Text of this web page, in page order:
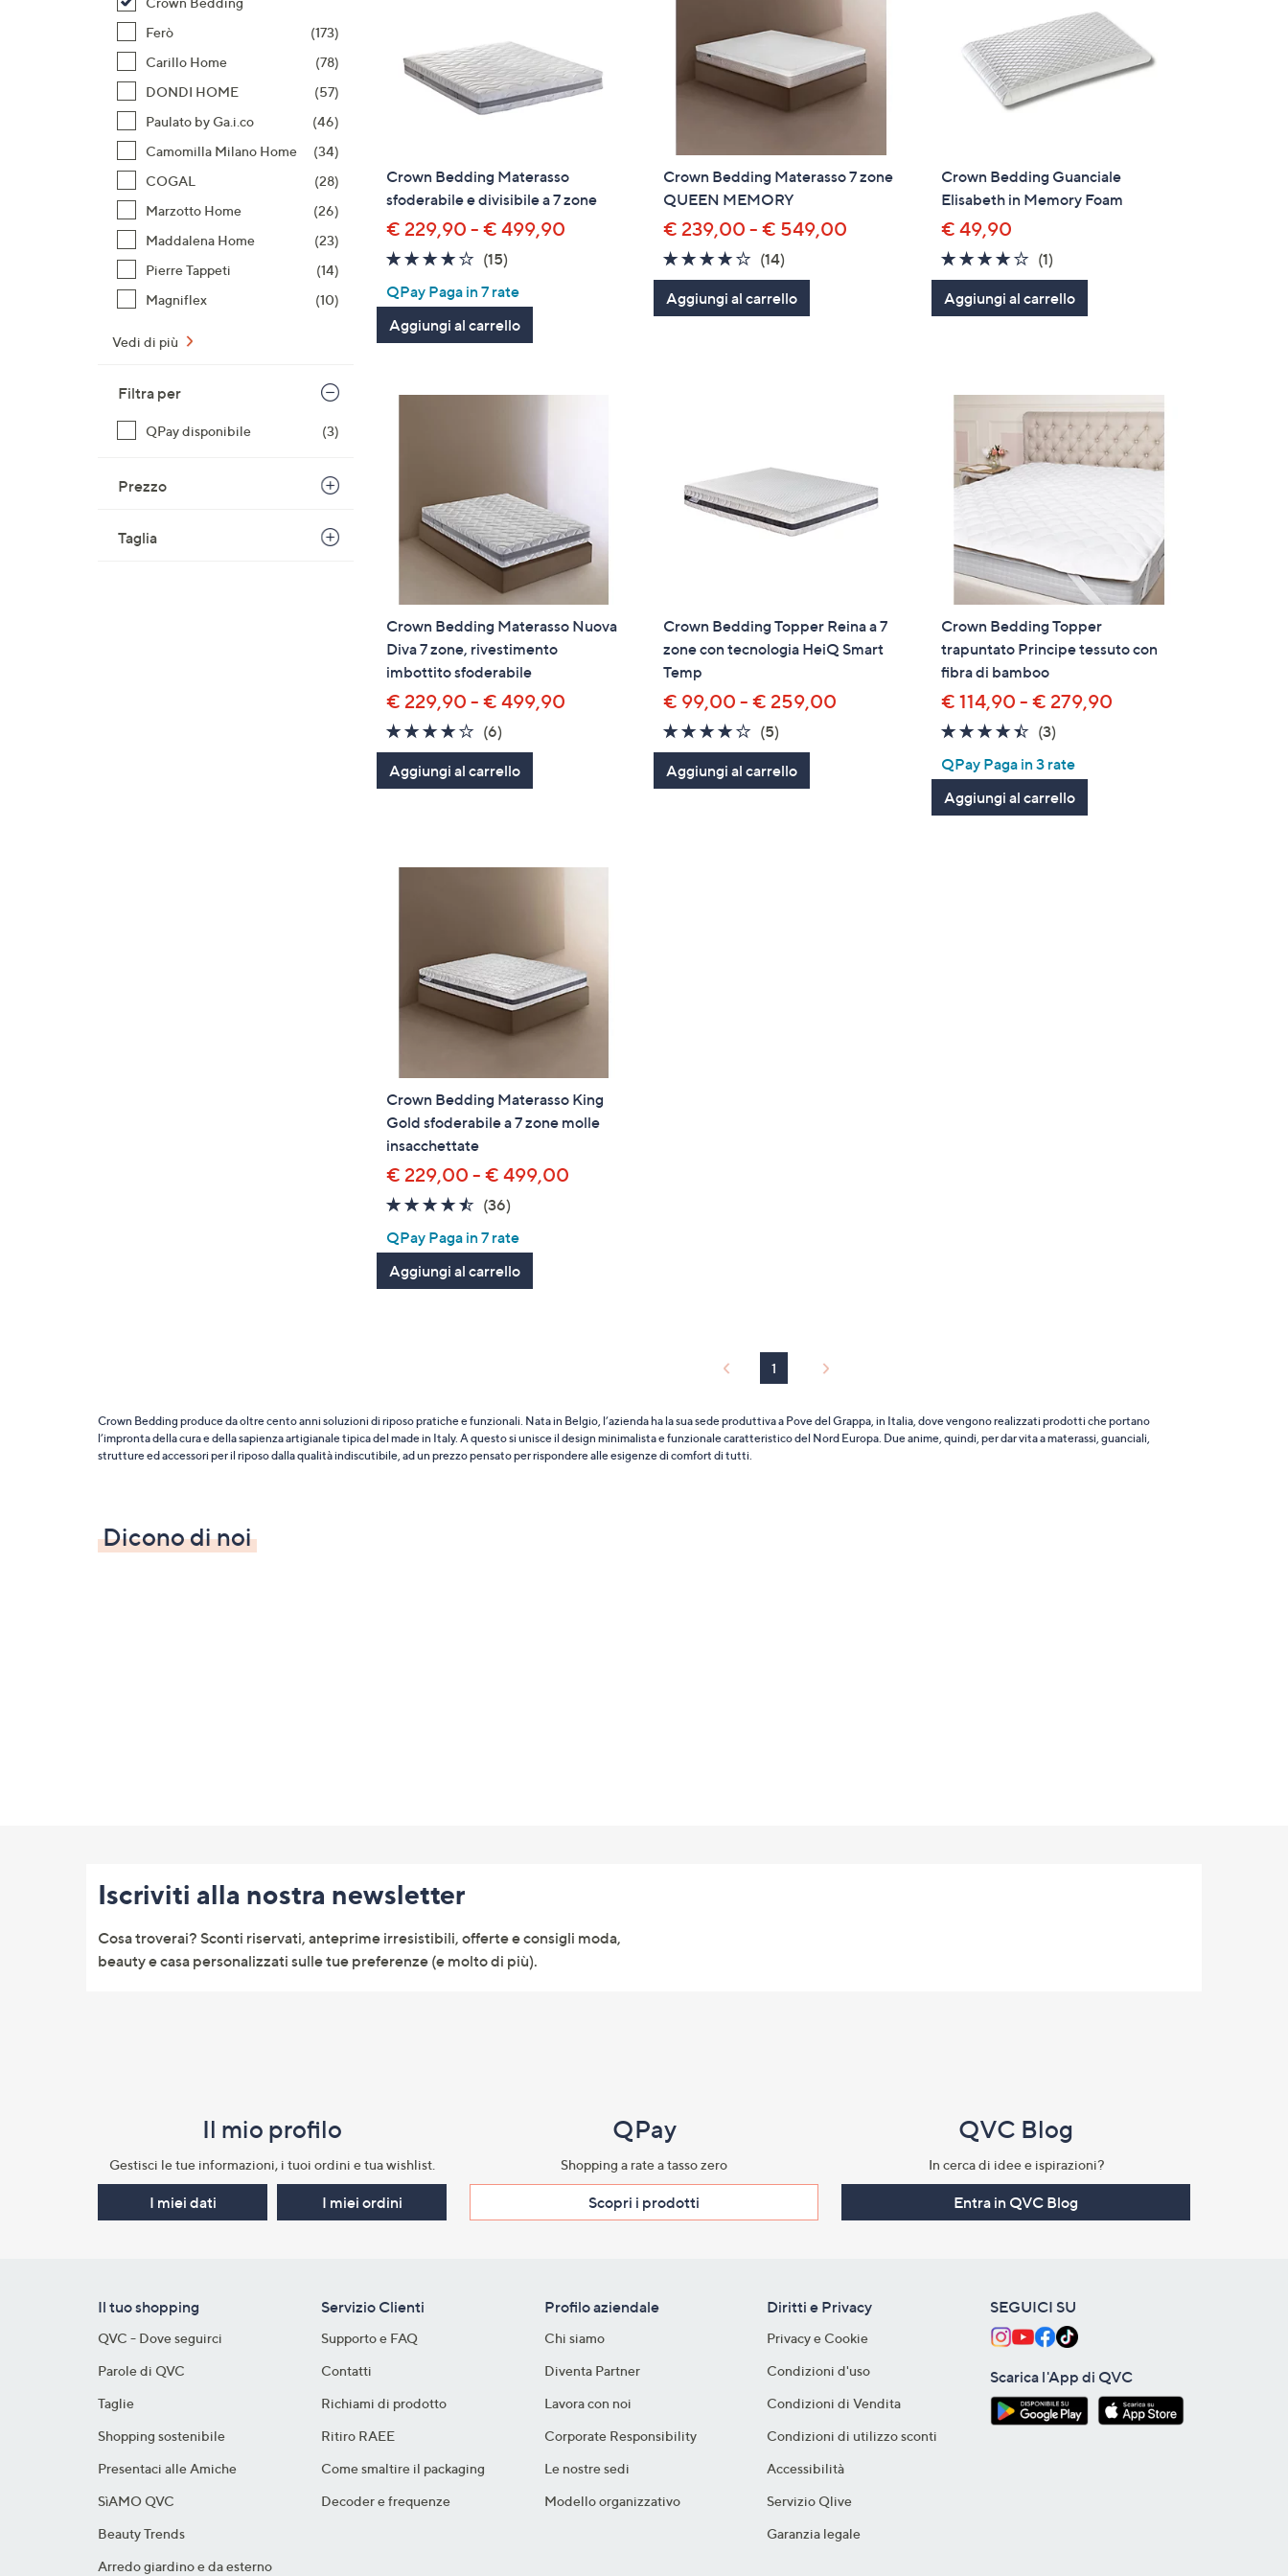
Ferò
(173)
Carillo Home
(78)
DONDI HOME
(57)
Paulato by Ga.i.co
(46)
Camomilla Milano Home
(34)
COGAL
(28)
Marzotto Home
(26)
Maddalena Home
(23)
Pierre Tappeti
(14)
Magniflex
(10)
Vedi di più
Filtra per
QPay disponibile (3)
Prezzo
Taglia
Crown Bedding Materasso
sfoderabile e divisibile a 7 zone
€ 229,90 - € 499,90
3.9
5
Stars
(15)15
QPay Paga in 7 rate
Aggiungi al carrello
Crown Bedding Materasso 7 zone
QUEEN MEMORY
€ 239,00 - € 549,00
4.1
of
5
(14)
Recensioni
Aggiungi al carrello
Crown Bedding Guanciale
Elisabeth in Memory Foam
€ 49,90
4.0
of
5
(1)
Recensioni
Aggiungi al carrello
Crown Bedding Materasso Nuova
Diva 7 zone, rivestimento
imbottito sfoderabile
€ 229,90 - € 499,90
3.7
of
5
(6)6
Recensioni
Aggiungi al carrello
Crown Bedding Topper Reina a 7
zone con tecnologia HeiQ Smart
Temp
€ 99,00 - € 259,00
3.8
of
5
(5)
Recensioni
Aggiungi al carrello
Crown Bedding Topper
trapuntato Principe tessuto con
fibra di bamboo
€ 114,90 - € 279,90
4.3
5
Stars
(3)
QPay Paga in 3 rate
Aggiungi al carrello
Crown Bedding Materasso King
Gold sfoderabile a 7 zone molle
insacchettate
€ 229,00 - € 499,00
4.4
5
Stars
(36)36
QPay Paga in 7 rate
Aggiungi al carrello
1
Crown Bedding produce da oltre cento anni soluzioni di riposo pratiche e funzionali. Nata in Belgio, l’azienda ha la sua sede produttiva a Pove del Grappa, in Italia, dove vengono realizzati prodotti che portano
l’impronta della cura e della sapienza artigianale tipica del made in Italy. A questo si unisce il design minimalista e funzionale caratteristico del Nord Europa. Due anime, quindi, per dar vita a materassi, guanciali,
strutture ed accessori per il riposo dalla qualità indiscutibile, ad un prezzo pensato per rispondere alle esigenze di comfort di tutti.
Dicono di noi
informazioni
Iscriviti alla nostra newsletter
Cosa troverai? Sconti riservati, anteprime irresistibili, offerte e consigli moda,
beauty e casa personalizzati sulle tue preferenze (e molto di più).
Il mio profilo​
Gestisci le tue informazioni, i tuoi ordini e tua wishlist.​
I miei dati I miei ordini
QPay
Shopping a rate a tasso zero​
Scopri i prodotti​
QVC Blog
In cerca di idee e ispirazioni?
Entra in QVC Blog
Il tuo shopping
QVC - Dove seguirci
Parole di QVC
Taglie
Shopping sostenibile​
Presentaci alle Amiche
SìAMO QVC
Beauty Trends
Arredo giardino e da esterno
Servizio Clienti
Supporto e FAQ
Contatti
Richiami di prodotto
Ritiro RAEE
Come smaltire il packaging​
Decoder e frequenze​
Profilo aziendale
Chi siamo
Diventa Partner
Lavora con noi
Corporate Responsibility
Le nostre sedi
Modello organizzativo
Diritti e Privacy
Privacy e Cookie
Condizioni d'uso
Condizioni di Vendita
Condizioni di utilizzo sconti
Accessibilità
Servizio Qlive
Garanzia legale
SEGUICI SU
Scarica l'App di QVC